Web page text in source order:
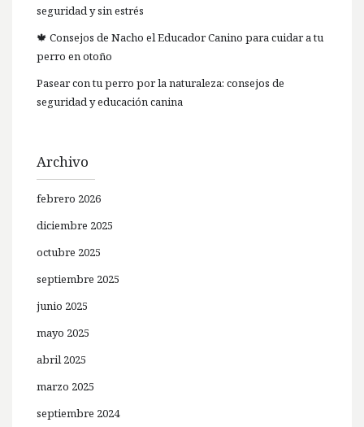
seguridad y sin estrés
🍁 Consejos de Nacho el Educador Canino para cuidar a tu
perro en otoño
Pasear con tu perro por la naturaleza: consejos de
seguridad y educación canina
Archivo
febrero 2026
diciembre 2025
octubre 2025
septiembre 2025
junio 2025
mayo 2025
abril 2025
marzo 2025
septiembre 2024